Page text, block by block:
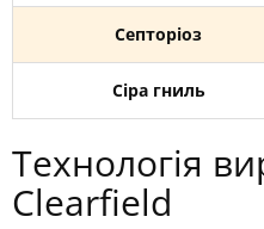
Септоріоз
Сіра гниль
Технологія
Clearfield